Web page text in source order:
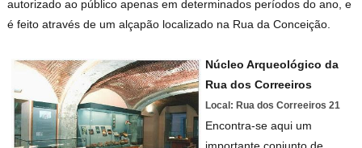
autorizado ao público apenas em determinados períodos do ano, e
é feito através de um alçapão localizado na Rua da Conceição.
Núcleo Arqueológico da
Rua dos Correeiros
Local: Rua dos Correeiros 21
Encontra-se aqui um